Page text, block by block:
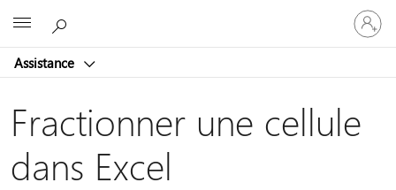
Assistance
vous
à
compte
Fractionner une cellule
dans Excel